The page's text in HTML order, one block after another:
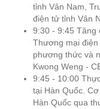
tỉnh Vân Nam,
điện tử tỉnh Vân
9:30 - 9:45 Tăng
Thương mại
phương thức và
Kwong Weng -
9:45 - 10:00
tại Hàn Quốc.
Hàn Quốc qua